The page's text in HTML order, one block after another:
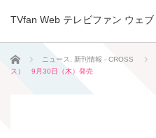
TVfan Web テレビファン ウェブ
ホーム ニュース 新刊情報 - CROSS
ス） 9月30日（木）発売